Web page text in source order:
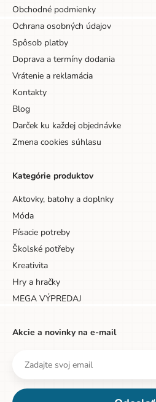
Obchodné podmienky
Ochrana osobných údajov
Spôsob platby
Doprava a termíny dodania
Vrátenie a reklamácia
Kontakty
Blog
Darček ku každej objednávke
Zmena cookies súhlasu
Kategórie produktov
Aktovky, batohy a doplnky
Móda
Písacie potreby
Školské potřeby
Kreativita
Hry a hračky
MEGA VÝPREDAJ
Akcie a novinky na e-mail